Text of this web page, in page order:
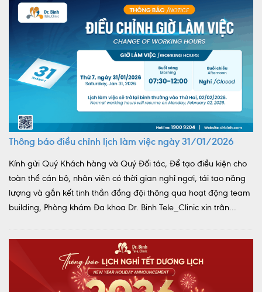
Thông báo điều chỉnh lịch làm việc ngày 31/01/2026
Kính gửi Quý Khách hàng và Quý Đối tác, Để tạo điều kiện cho
toàn thể cán bộ, nhân viên có thời gian nghỉ ngơi, tái tạo năng
lượng và gắn kết tinh thần đồng đội thông qua hoạt động team
building, Phòng khám Đa khoa Dr. Binh Tele_Clinic xin trân...